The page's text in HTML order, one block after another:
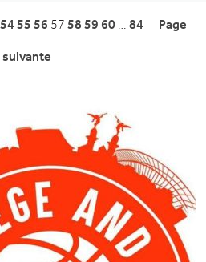
54 55 56 57 58 59 60 84 Page
suivante